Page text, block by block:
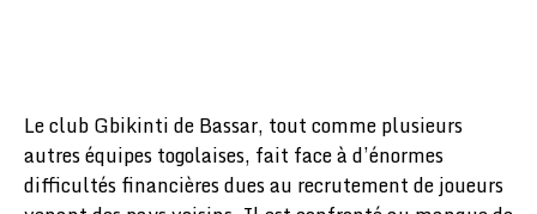
Le club Gbikinti de Bassar, tout comme plusieurs
autres équipes togolaises, fait face à d’énormes
difficultés financières dues au recrutement de joueurs